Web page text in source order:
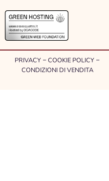
PRIVACY – COOKIE POLICY –
CONDIZIONI DI VENDITA